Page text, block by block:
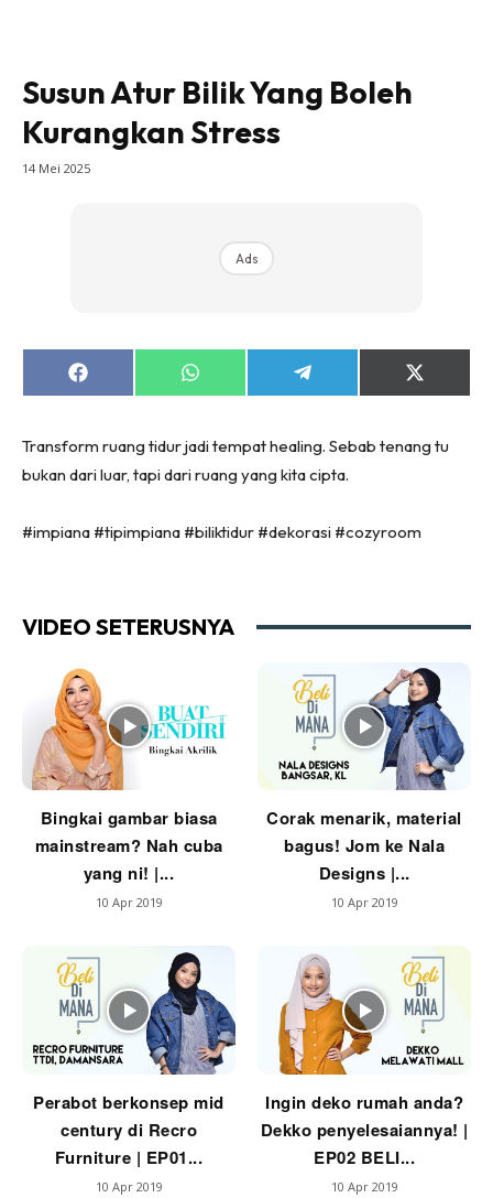
Direktori
Interior Design
Make Over
Dapur
Ruang Makan
Hotel
Kafe
Hartanah
Ilham Impiana
Ilham Impiana 360
Ilham Impiana Inspirasi Selebriti
Impiana TV
Impiana MakeOver
Lahar Dekor
Susun Atur Bilik Yang Boleh
Kurangkan Stress
14 Mei 2025
Ads
Share
on
Share
on
Share
on
Share
on
Transform ruang tidur jadi tempat healing. Sebab tenang tu
bukan dari luar, tapi dari ruang yang kita cipta.
#impiana #tipimpiana #biliktidur #dekorasi #cozyroom
VIDEO SETERUSNYA
Bingkai gambar biasa
mainstream? Nah cuba
yang ni! |...
10 Apr 2019
Corak menarik, material
bagus! Jom ke Nala
Designs |...
10 Apr 2019
Perabot berkonsep mid
century di Recro
Furniture | EP01...
10 Apr 2019
Ingin deko rumah anda?
Dekko penyelesaiannya! |
EP02 BELI...
10 Apr 2019